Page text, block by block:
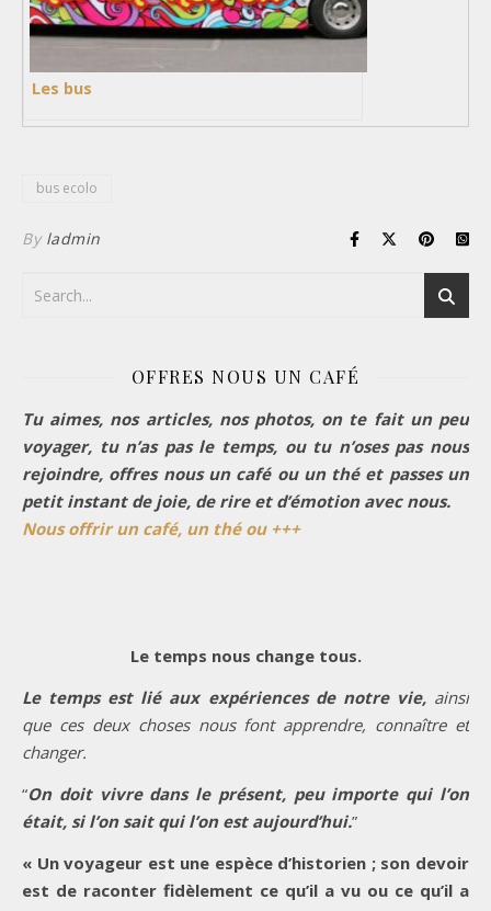
Les bus
bus ecolo
By ladmin
OFFRES NOUS UN CAFÉ
Tu aimes, nos articles, nos photos, on te fait un peu
voyager, tu n’as pas le temps, ou tu n’oses pas nous
rejoindre, offres nous un café ou un thé et passes un
petit instant de joie, de rire et d’émotion avec nous.
Nous offrir un café, un thé ou +++
Le temps nous change tous.
Le temps est lié aux expériences de notre vie, ainsi
que ces deux choses nous font apprendre, connaître et
changer.
“On doit vivre dans le présent, peu importe qui l’on
était, si l’on sait qui l’on est aujourd’hui.”
« Un voyageur est une espèce d’historien ; son devoir
est de raconter fidèlement ce qu’il a vu ou ce qu’il a